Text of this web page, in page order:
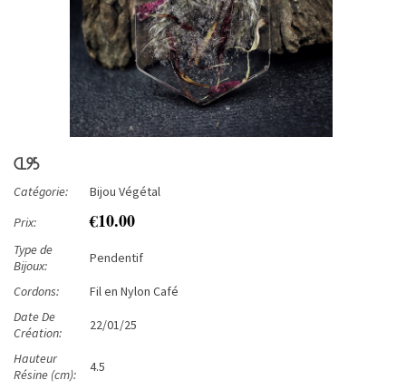
CL95
Catégorie:
Bijou Végétal
Prix:
€10.00
Type de
Bijoux:
Pendentif
Cordons:
Fil en Nylon Café
Date De
Création:
22/01/25
Hauteur
Résine (cm):
4.5